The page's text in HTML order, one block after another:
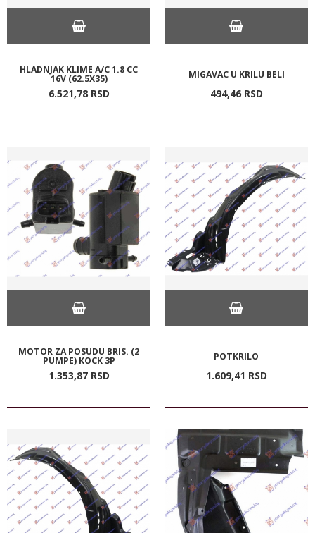
HLADNJAK KLIME A/C 1.8 CC
16V (62.5X35)
6.521,78 RSD
MIGAVAC U KRILU BELI
494,46 RSD
MOTOR ZA POSUDU BRIS. (2
PUMPE) KOCK 3P
1.353,87 RSD
POTKRILO
1.609,41 RSD